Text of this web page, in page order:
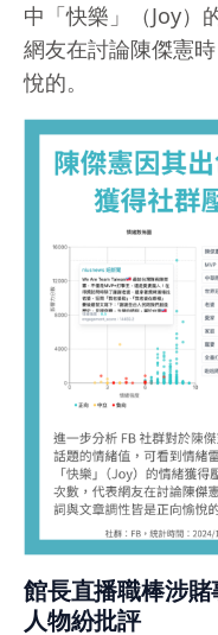
中「快樂」（Joy）
網友在討論陳傑憲
悅的。
館長直播職棒涉
人物紛批評